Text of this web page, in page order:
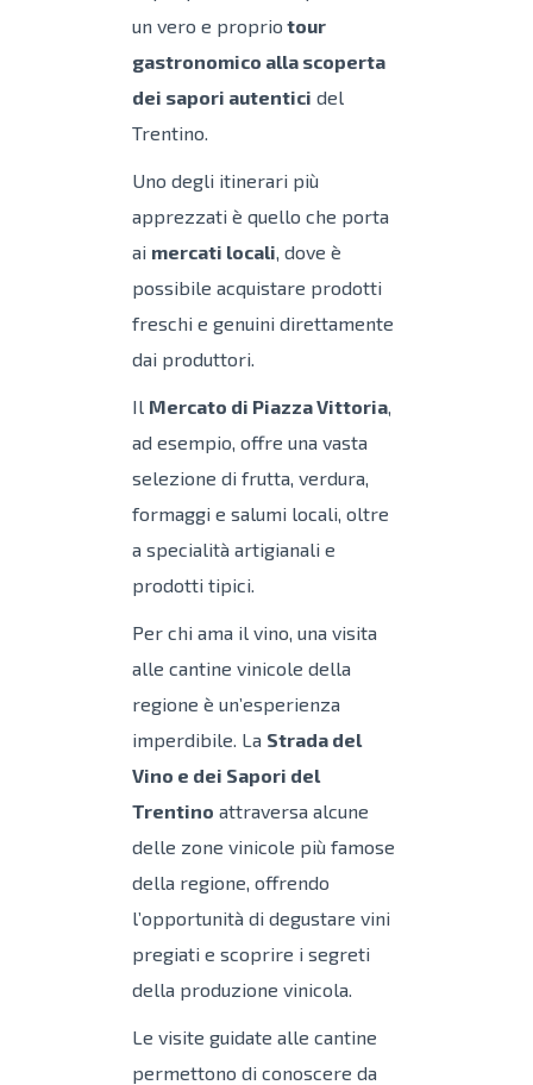
un vero e proprio tour
gastronomico alla scoperta
dei sapori autentici del
Trentino.
Uno degli itinerari più
apprezzati è quello che porta
ai mercati locali, dove è
possibile acquistare prodotti
freschi e genuini direttamente
dai produttori.
Il Mercato di Piazza Vittoria,
ad esempio, offre una vasta
selezione di frutta, verdura,
formaggi e salumi locali, oltre
a specialità artigianali e
prodotti tipici.
Per chi ama il vino, una visita
alle cantine vinicole della
regione è un’esperienza
imperdibile. La Strada del
Vino e dei Sapori del
Trentino attraversa alcune
delle zone vinicole più famose
della regione, offrendo
l’opportunità di degustare vini
pregiati e scoprire i segreti
della produzione vinicola.
Le visite guidate alle cantine
permettono di conoscere da